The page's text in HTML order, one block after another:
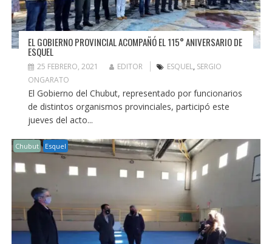
EL GOBIERNO PROVINCIAL ACOMPAÑÓ EL 115° ANIVERSARIO DE
ESQUEL
25 FEBRERO, 2021 EDITOR ESQUEL, SERGIO
ONGARATO
El Gobierno del Chubut, representado por funcionarios
de distintos organismos provinciales, participó este
jueves del acto...
Chubut Esquel